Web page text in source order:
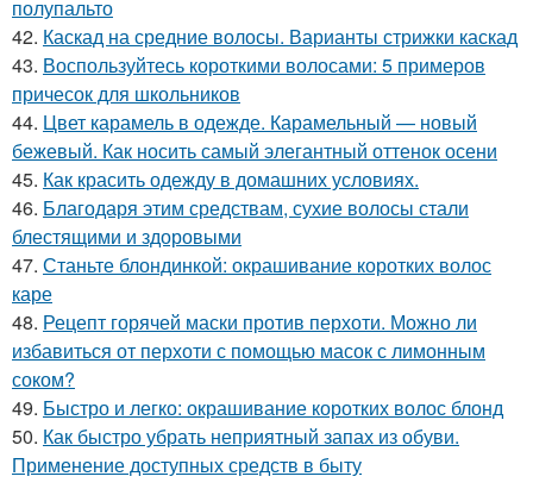
полупальто
42. Каскад на средние волосы. Варианты стрижки каскад
43. Воспользуйтесь короткими волосами: 5 примеров
причесок для школьников
44. Цвет карамель в одежде. Карамельный — новый
бежевый. Как носить самый элегантный оттенок осени
45. Как красить одежду в домашних условиях.
46. Благодаря этим средствам, сухие волосы стали
блестящими и здоровыми
47. Станьте блондинкой: окрашивание коротких волос
каре
48. Рецепт горячей маски против перхоти. Можно ли
избавиться от перхоти с помощью масок с лимонным
соком?
49. Быстро и легко: окрашивание коротких волос блонд
50. Как быстро убрать неприятный запах из обуви.
Применение доступных средств в быту